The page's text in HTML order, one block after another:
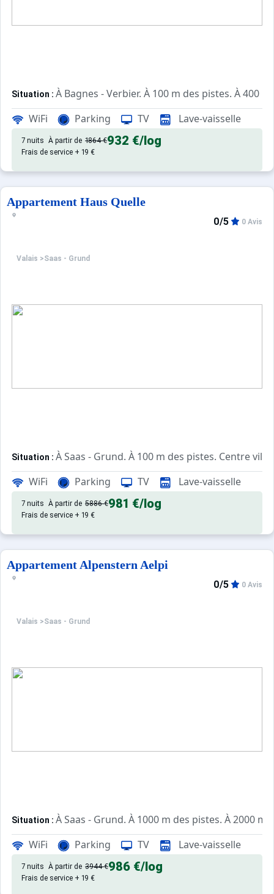
Situation : À Bagnes - Verbier. À 100 m des pistes. À 400
Appartement de particulier : de qualité, de 30 m² avec
WiFi Parking TV Lave-vaisselle
7 nuits À partir de 1864 €932 €/log
Frais de service + 19 €
Appartement Haus Quelle
Valais >Saas - Grund
0/5 0 Avis
Situation : À Saas - Grund. À 100 m des pistes. Centre
Appartement de particulier : de qualité, de 55 m² avec
WiFi Parking TV Lave-vaisselle
7 nuits À partir de 5886 €981 €/log
Frais de service + 19 €
Appartement Alpenstern Aelpi
Valais >Saas - Grund
0/5 0 Avis
Situation : À Saas - Grund. À 1000 m des pistes. À 2000
Appartement de particulier : d'excellente qualité, de 80 m²
WiFi Parking TV Lave-vaisselle
7 nuits À partir de 3944 €986 €/log
Frais de service + 19 €